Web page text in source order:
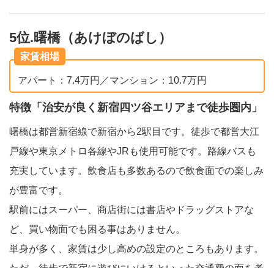
5位.曙橋（あけぼのばし）
家賃相場
アパート：7.4万円／マンション：10.7万円
特徴「治安が良く新宿四ツ谷エリアまで徒歩圏内」
曙橋は都営新宿線で新宿から2駅目です。徒歩で都営大江
戸線や東京メトロ各線やJRも使用可能です。路線バスも
充実しています。飲食店も多数あるので飲食面での楽しみ
が豊富です。
駅前にはスーパー、商店街には書店やドラッグストアな
ど、買い物面でも困る事はありません。
単身が多く、家賃は少し高めの設定のところもあります。